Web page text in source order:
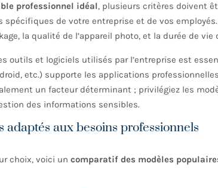
professionnel idéal, plusieurs critères doivent
spécifiques de votre entreprise et de vos
la qualité de l’appareil photo, et la durée de vie
outils et logiciels utilisés par l’entreprise est
etc.) supporte les applications
un facteur déterminant ; privilégiez les
des informations sensibles.
adaptés aux besoins professionnels
choix, voici un comparatif des modèles